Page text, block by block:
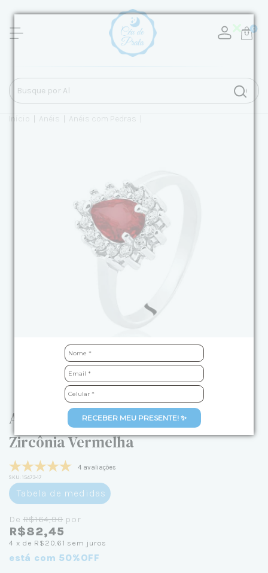
RECEBER MEU PRESENTE! ✨
0
Início Anéis Anéis com Pedras
Anel de Prata Gota Cravejada
Zircônia Vermelha
4 avaliações
SKU: 15473-17
Tabela de medidas
DeR$164,90 por
R$82,45
4 x de R$20,61 sem juros
está com 50%OFF